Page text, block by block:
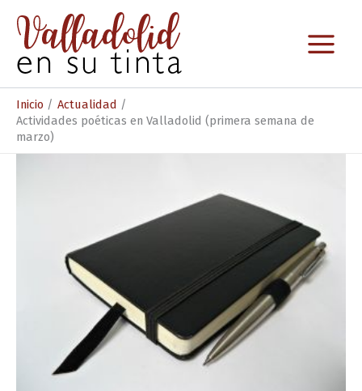
contenido
Inicio
Actualidad
Actividades poéticas en Valladolid (primera semana de
marzo)